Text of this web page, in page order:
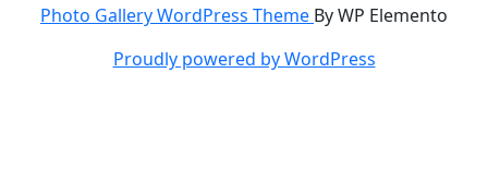
Photo Gallery WordPress Theme By WP Elemento
Proudly powered by WordPress